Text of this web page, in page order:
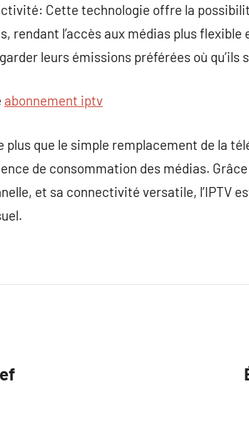
Cette technologie offre la
rendant l’accès aux médias plus
leurs émissions préférées où qu’ils
abonnement iptv
plus que le simple remplacement de la
de consommation des médias.
et sa connectivité versatile, l’IPTV